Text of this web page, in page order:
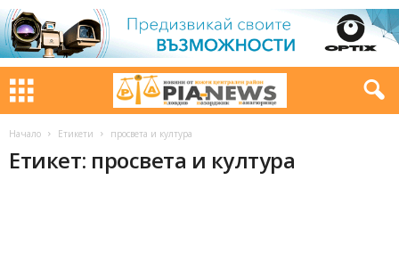
Начало Етикети просвета и култура
Етикет: просвета и култура